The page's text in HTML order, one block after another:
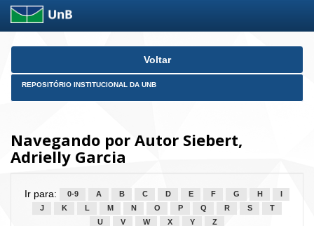
Skip
Voltar
REPOSITÓRIO INSTITUCIONAL DA UNB
Navegando por Autor Siebert,
Adrielly Garcia
Ir para: 0-9 A B C D E F G H
J
K L M N O P Q R S
T
U
V W X Y Z